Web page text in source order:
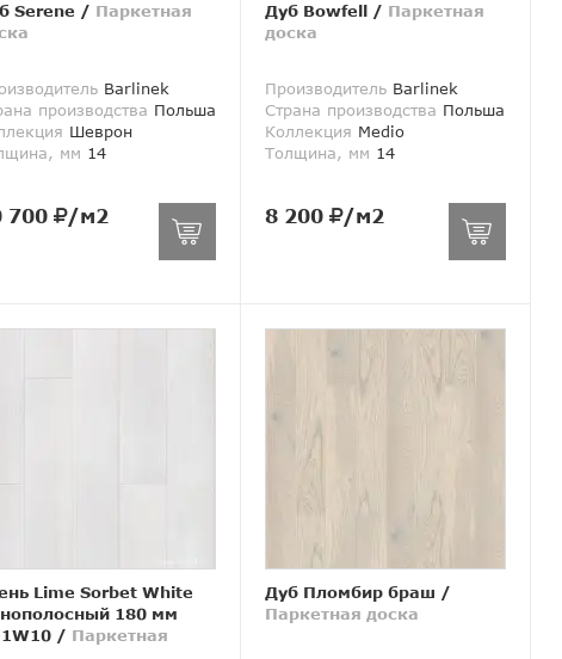
Serene / Паркетная
Barlinek
производства Польша
Шеврон
мм 14
700 /м2
Дуб Bowfell / Паркетная
доска
Производитель Barlinek
Страна производства Польша
Коллекция Medio
Толщина, мм 14
8 200 /м2
Lime Sorbet White
180 мм
/ Паркетная
Дуб Пломбир браш /
Паркетная доска